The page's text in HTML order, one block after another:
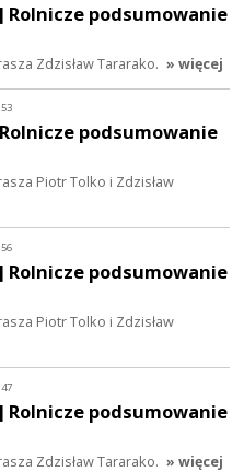
Rolnicze podsumowanie
Zdzisław Tararako. » więcej
Rolnicze podsumowanie
Piotr Tolko i Zdzisław
Rolnicze podsumowanie
Piotr Tolko i Zdzisław
Rolnicze podsumowanie
Zdzisław Tararako. » więcej